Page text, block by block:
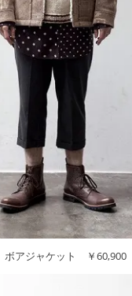
アジャケット ￥60,900